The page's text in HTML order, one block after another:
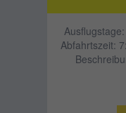
Abfahrtszeit: